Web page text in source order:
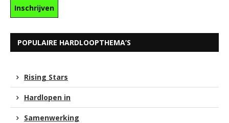
POPULAIRE HARDLOOPTHEMA’S
Rising Stars
Hardlopen in
Samenwerking